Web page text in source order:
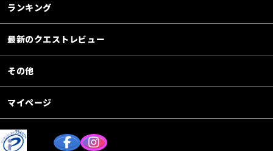
ランキング
最新のクエストレビュー
その他
マイページ